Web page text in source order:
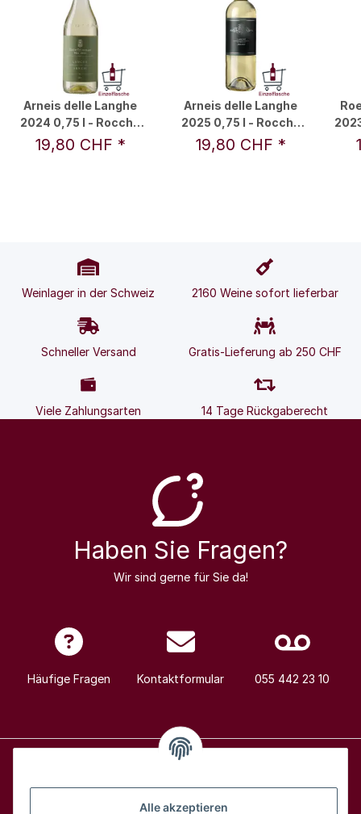
Alle akzeptieren
Arneis delle Langhe
2024 0,75 l - Rocche
Costamagna /
Alessandro Locatelli
19,80 CHF *
Arneis delle Langhe
2025 0,75 l - Rocche
Costamagna /
Alessandro Locatelli
19,80 CHF *
Weinlager in der Schweiz 2160 Weine sofort lieferbar
Schneller Versand Gratis-Lieferung ab 250 CHF
Viele Zahlungsarten 14 Tage Rückgaberecht
Haben Sie Fragen?
Wir sind gerne für Sie da!
Häufige Fragen Kontaktformular 055 442 23 10